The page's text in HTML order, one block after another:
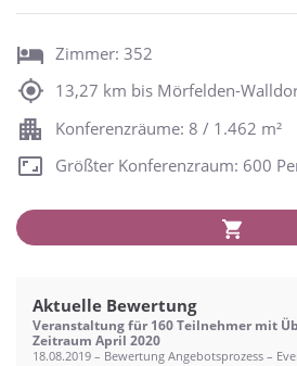
Zimmer: 352
13,27 km bis Mörfelden-
Konferenzräume: 8 / 1.462 m²
Größter Konferenzraum: 600
Aktuelle Bewertung
Veranstaltung für 160 Teilnehmer mit
Zeitraum April 2020
18.08.2019 – Bewertung Angebotsprozess –